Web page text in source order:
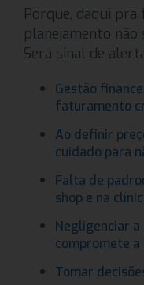
Porque, daqui
planejamento não
Será sinal de
Gestão
faturamento
Ao definir
cuidado para
Falta de
shop e na
Negligenciar a
compromete
Tomar